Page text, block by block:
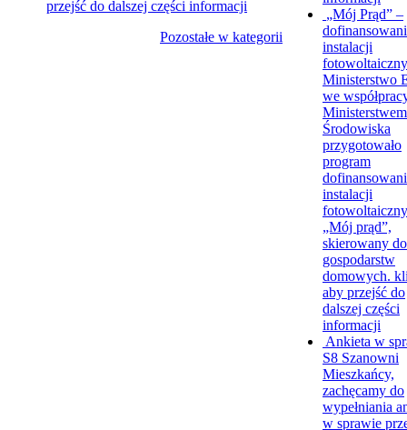
przejść do dalszej części informacji
Pozostałe w kategorii
„Mój Prąd” –
instalacji
Ministerstwo
we
Ministerstwem
Środowiska
przygotowało
program
instalacji
„Mój prąd”,
skierowany do
gospodarstw
domowych.
aby przejść do
dalszej części
informacji
Ankieta w
S8 Szanowni
Mieszkańcy,
zachęcamy do
wypełniania
w sprawie